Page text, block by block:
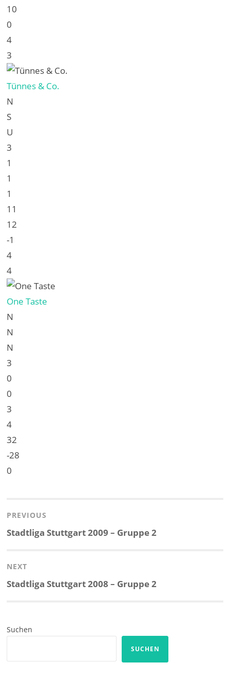
10
0
4
3
Tünnes & Co.
N
S
U
3
1
1
1
11
12
-1
4
4
One Taste
N
N
N
3
0
0
3
4
32
-28
0
PREVIOUS
Previous
Stadtliga Stuttgart 2009 – Gruppe 2
NEXT
Next
Stadtliga Stuttgart 2008 – Gruppe 2
Suchen
SUCHEN